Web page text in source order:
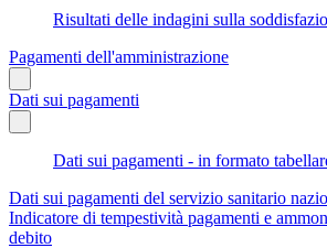
Risultati delle indagini sulla
Pagamenti dell'amministrazione
Dati sui pagamenti
Dati sui pagamenti - in formato
Dati sui pagamenti del servizio sanitario
Indicatore di tempestività pagamenti e
debito